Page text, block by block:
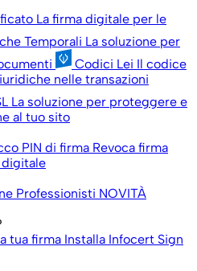
La firma digitale per le
Temporali La soluzione per
Codici Lei Il codice
nelle transazioni
La soluzione per proteggere e
al tuo sito
PIN di firma Revoca firma
digitale
Professionisti NOVITÀ
tua firma Installa Infocert Sign